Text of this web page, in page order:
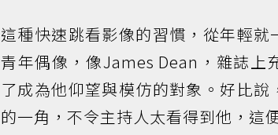
這種快速跳看影像的習慣，從年輕
青年偶像，像James Dean，雜誌上
了成為他仰望與模仿的對象。好比
的一角，不令主持人太看得到他，這